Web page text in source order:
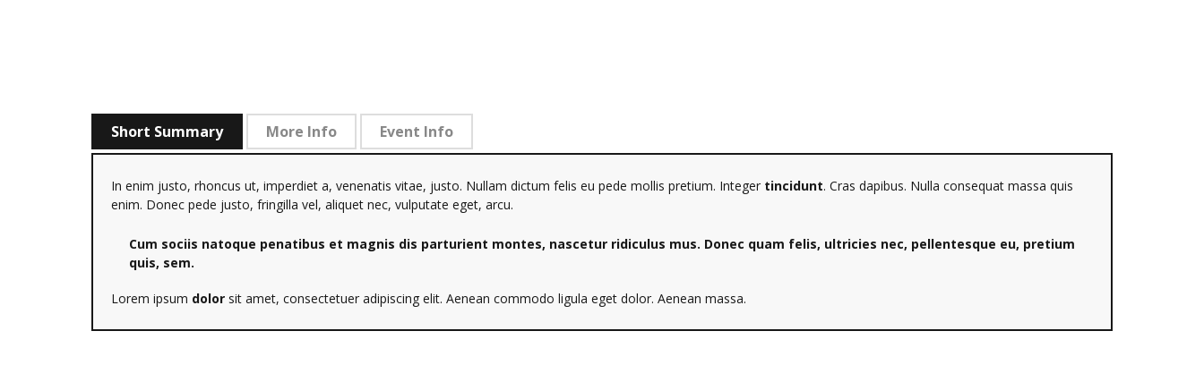
Short Summary More Info Event Info
In enim justo, rhoncus ut, imperdiet a, venenatis vitae, justo. Nullam dictum felis eu pede mollis pretium. Integer tincidunt. Cras dapibus. Nulla consequat massa quis
enim. Donec pede justo, fringilla vel, aliquet nec, vulputate eget, arcu.
Cum sociis natoque penatibus et magnis dis parturient montes, nascetur ridiculus mus. Donec quam felis, ultricies nec, pellentesque eu, pretium
quis, sem.
Lorem ipsum dolor sit amet, consectetuer adipiscing elit. Aenean commodo ligula eget dolor. Aenean massa.